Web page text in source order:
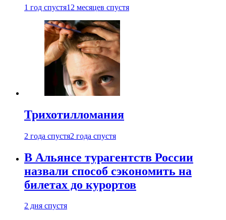
1 год спустя12 месяцев спустя
Трихотилломания
2 года спустя2 года спустя
В Альянсе турагентств России
назвали способ сэкономить на
билетах до курортов
2 дня спустя